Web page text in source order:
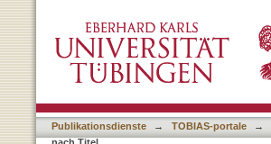
Publikationsdienste → TOBIAS-portale →